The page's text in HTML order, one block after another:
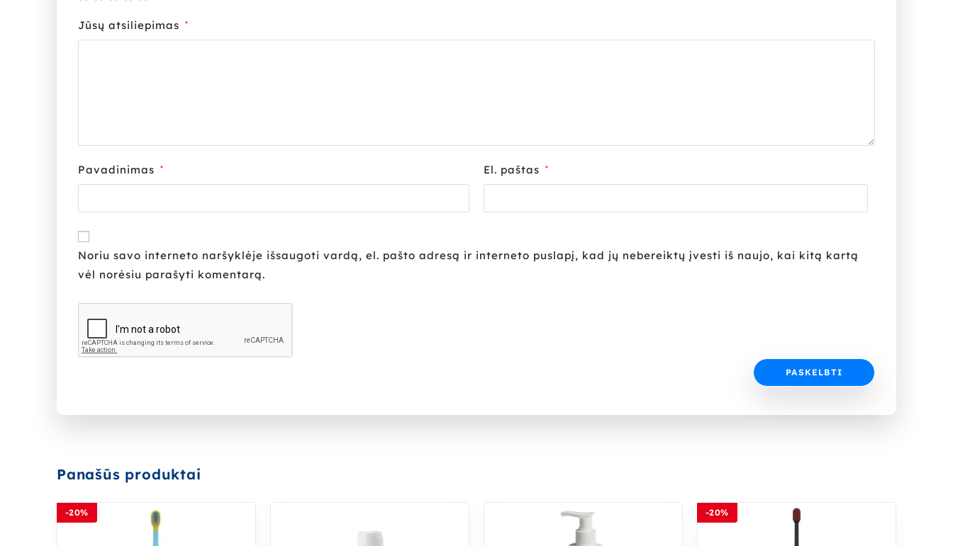
Jūsų atsiliepimas *
Pavadinimas * El. paštas *
Noriu savo interneto naršyklėje išsaugoti vardą, el. pašto adresą ir interneto puslapį, kad jų nebereiktų įvesti iš naujo, kai kitą kartą
vėl norėsiu parašyti komentarą.
Panašūs produktai
-20% -20%